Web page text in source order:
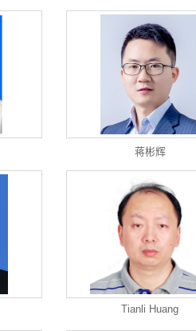
蒋彬辉
Tianli Huang